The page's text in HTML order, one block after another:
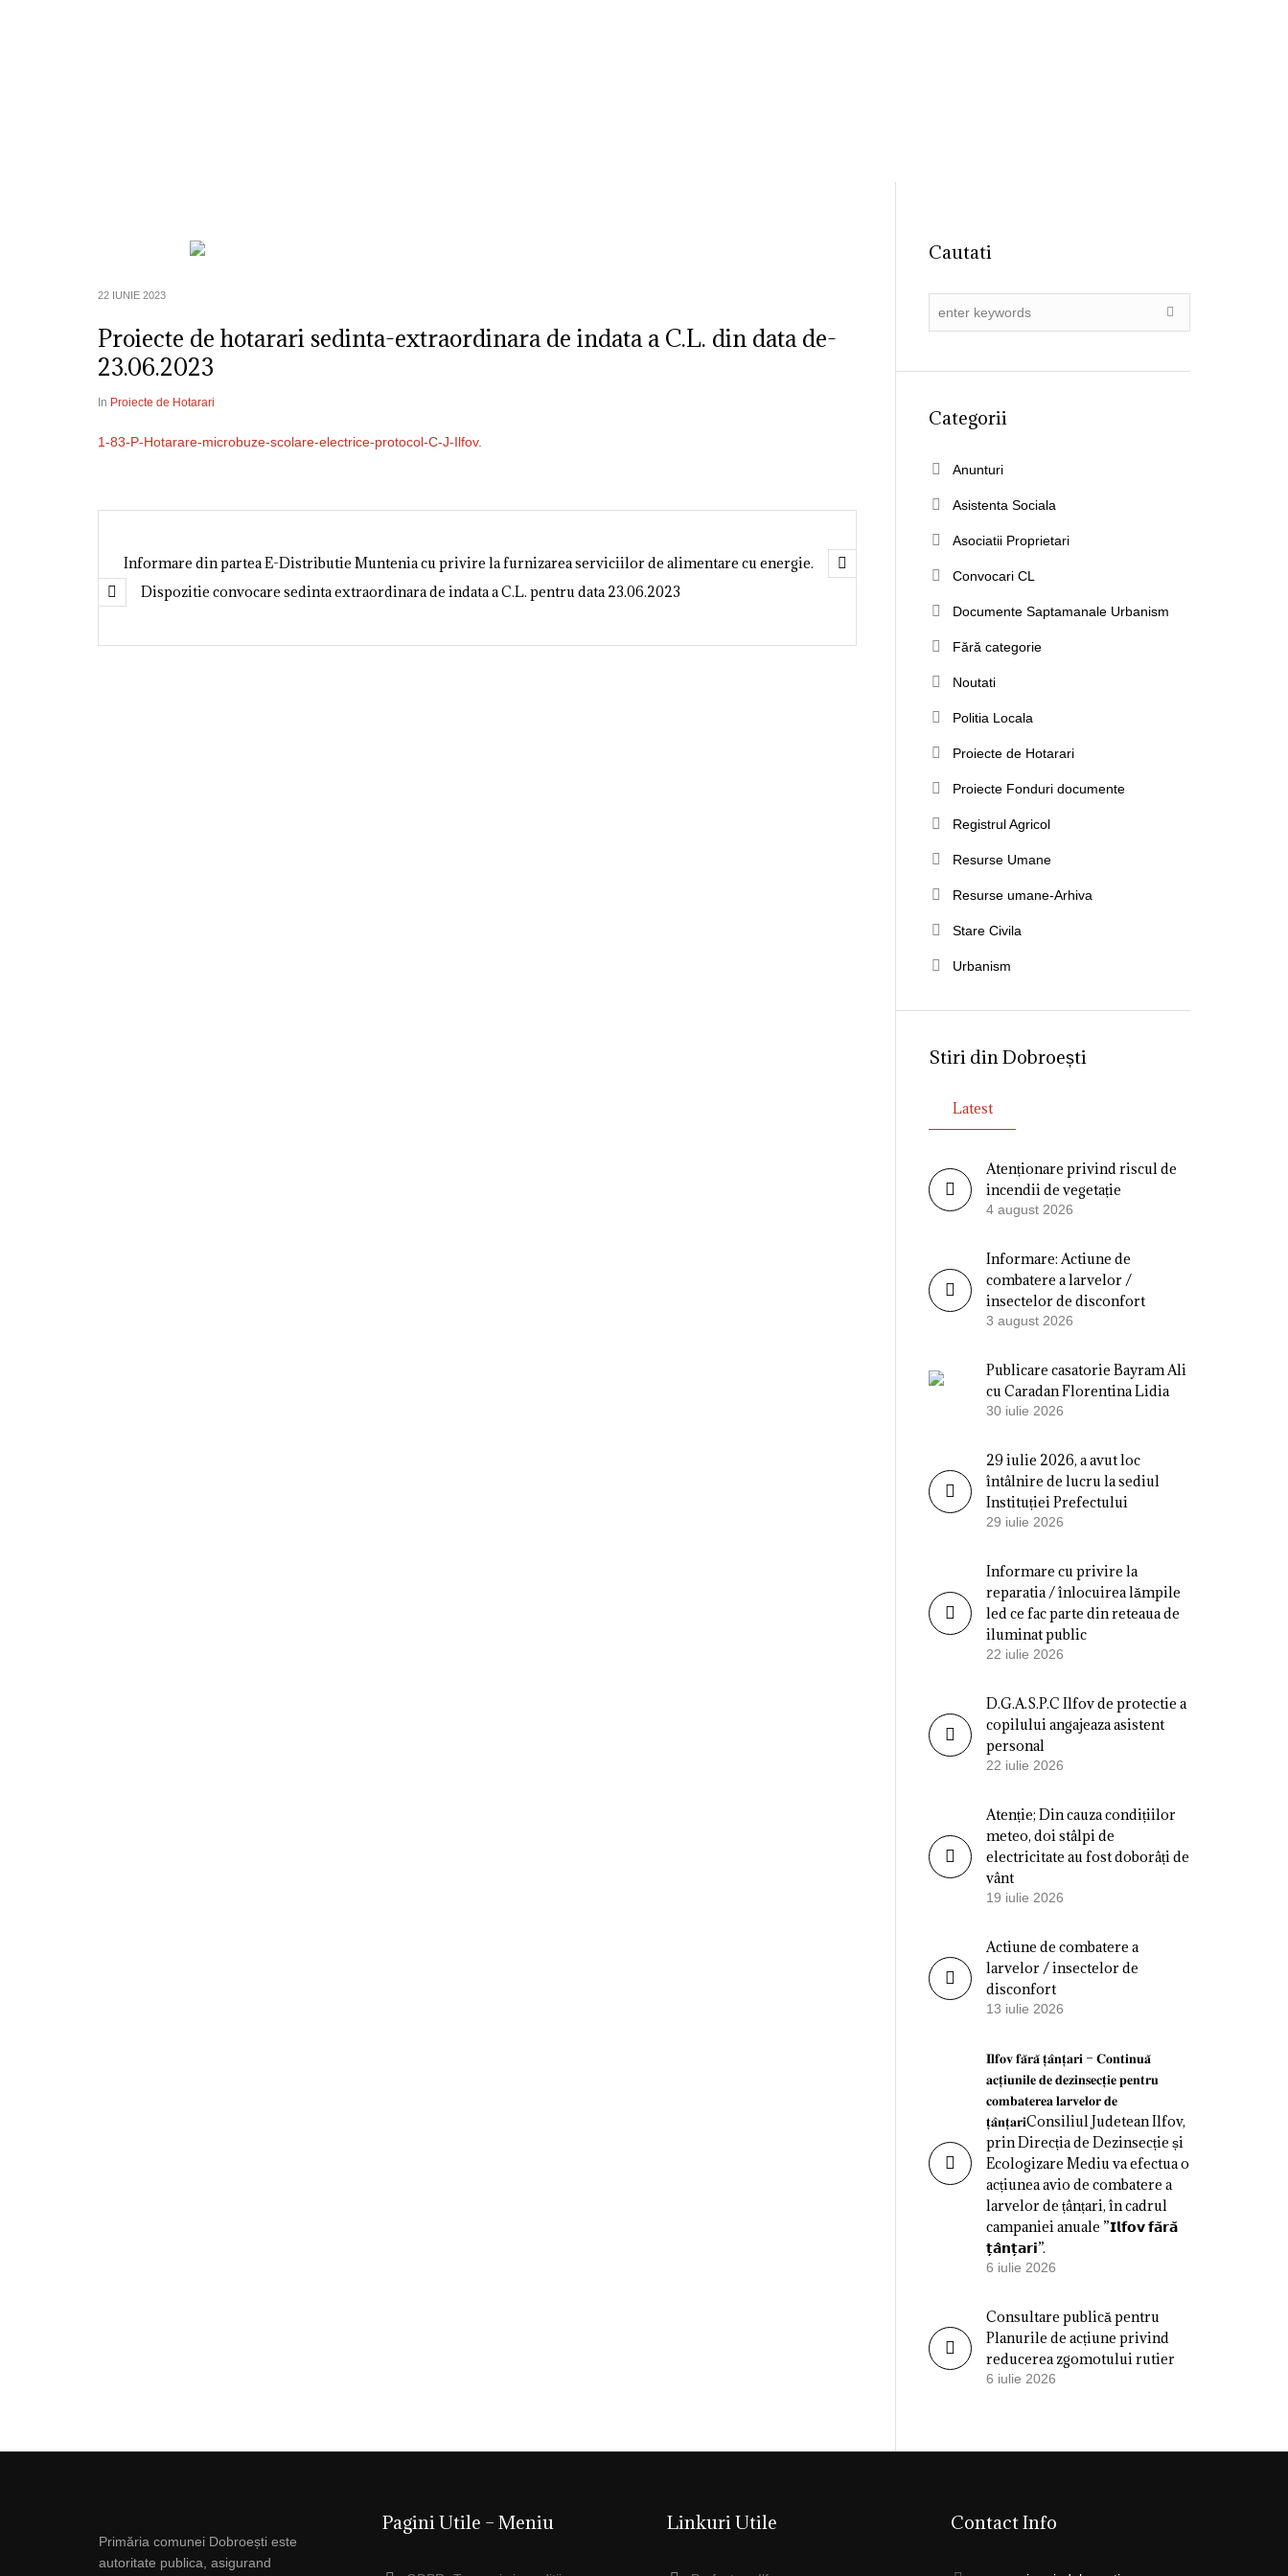
22 IUNIE 2023
Proiecte de hotarari sedinta-extraordinara de indata a C.L. din data de-
23.06.2023
In Proiecte de Hotarari
1-83-P-Hotarare-microbuze-scolare-electrice-protocol-C-J-Ilfov.
Informare din partea E-Distributie Muntenia cu privire la furnizarea serviciilor de alimentare cu energie.
Dispozitie convocare sedinta extraordinara de indata a C.L. pentru data 23.06.2023
Cautati
Categorii
Anunturi
Asistenta Sociala
Asociatii Proprietari
Convocari CL
Documente Saptamanale Urbanism
Fără categorie
Noutati
Politia Locala
Proiecte de Hotarari
Proiecte Fonduri documente
Registrul Agricol
Resurse Umane
Resurse umane-Arhiva
Stare Civila
Urbanism
Stiri din Dobroești
Latest
Atenționare privind riscul de
incendii de vegetație
4 august 2026
Informare: Actiune de
combatere a larvelor /
insectelor de disconfort
3 august 2026
Publicare casatorie Bayram Ali
cu Caradan Florentina Lidia
30 iulie 2026
29 iulie 2026, a avut loc
întâlnire de lucru la sediul
Instituției Prefectului
29 iulie 2026
Informare cu privire la
reparatia / înlocuirea lămpile
led ce fac parte din reteaua de
iluminat public
22 iulie 2026
D.G.A.S.P.C Ilfov de protectie a
copilului angajeaza asistent
personal
22 iulie 2026
Atenție; Din cauza condițiilor
meteo, doi stâlpi de
electricitate au fost doborâți de
vânt
19 iulie 2026
Actiune de combatere a
larvelor / insectelor de
disconfort
13 iulie 2026
𝐈𝐥𝐟𝐨𝐯 𝐟𝐚̆𝐫𝐚̆ 𝐭̦𝐚̂𝐧𝐭̦𝐚𝐫𝐢 – 𝐂𝐨𝐧𝐭𝐢𝐧𝐮𝐚̆
𝐚𝐜𝐭̦𝐢𝐮𝐧𝐢𝐥𝐞 𝐝𝐞 𝐝𝐞𝐳𝐢𝐧𝐬𝐞𝐜𝐭̦𝐢𝐞 𝐩𝐞𝐧𝐭𝐫𝐮
𝐜𝐨𝐦𝐛𝐚𝐭𝐞𝐫𝐞𝐚 𝐥𝐚𝐫𝐯𝐞𝐥𝐨𝐫 𝐝𝐞
𝐭̦𝐚̂𝐧𝐭̦𝐚𝐫𝐢Consiliul Judetean Ilfov,
prin Direcția de Dezinsecție și
Ecologizare Mediu va efectua o
acțiunea avio de combatere a
larvelor de țânțari, în cadrul
campaniei anuale ”𝗜𝗹𝗳𝗼𝘃 𝗳𝗮̆𝗿𝗮̆
𝘁̦𝗮̂𝗻𝘁̦𝗮𝗿𝗶”.
6 iulie 2026
Consultare publică pentru
Planurile de acțiune privind
reducerea zgomotului rutier
6 iulie 2026
Primăria comunei Dobroești este
autoritate publica, asigurand
Pagini Utile – Meniu Linkuri Utile Contact Info